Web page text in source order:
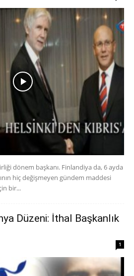
dönem başkanı. Finlandiya da, 6 ayda
hiç değişmeyen gündem maddesi
bir...
Düzeni: İthal Başkanlık
1